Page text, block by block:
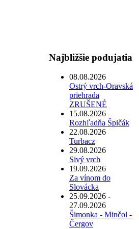
Najbližšie podujatia
08.08.2026
Ostrý vrch-Oravská
priehrada
ZRUŠENÉ
15.08.2026
Rozhľadňa Špičák
22.08.2026
Turbacz
29.08.2026
Sivý vrch
19.09.2026
Za vínom do
Slovácka
25.09.2026 -
27.09.2026
Šimonka - Minčol -
Čergov